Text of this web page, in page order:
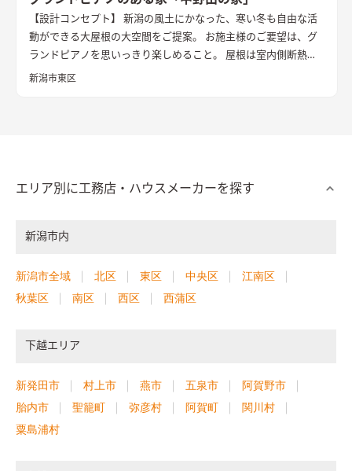
【設計コンセプト】 新潟の風土にかなった、寒い冬も自由な活
動ができる大屋根の大空間をご提案。 お施主様のご要望は、グ
ランドピアノを思いっきり楽しめること。 屋根は室内側断熱材
を吸音材としても利用し、ピアノの響き過ぎを防止する。 温度
ピアノ演奏を楽しむことができる。 【住宅性能】 UA値＝
ｈ 暖房形式：床下エアコン 1台 冷房形式：ルームエアコ
費表示と同様にルールに則った試算なので、実際の光熱費を保証
するものではありません。 気象条件、暮らし方で変化します。
新潟市東区
エリア別に工務店・ハウスメーカーを探す
新潟市内
新潟市全域 北区 東区 中央区
江南区
秋葉区
南区 西区 西蒲区
下越エリア
新発田市 村上市 燕市 五泉市
阿賀野市
胎内市
聖籠町 弥彦村 阿賀町
関川村
粟島浦村